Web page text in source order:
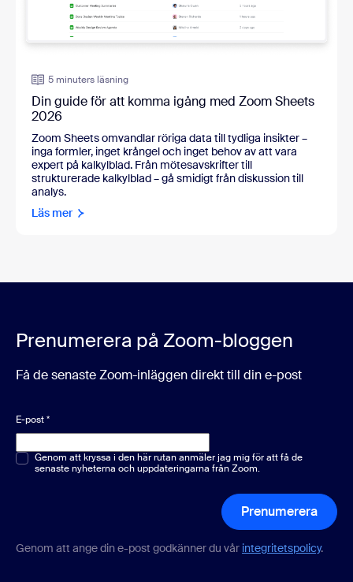
5 minuters läsning
Din guide för att komma igång med Zoom Sheets
2026
Zoom Sheets omvandlar röriga data till tydliga insikter –
inga formler, inget krångel och inget behov av att vara
expert på kalkylblad. Från mötesavskrifter till
strukturerade kalkylblad – gå smidigt från diskussion till
analys.
Läs mer
Prenumerera på Zoom-bloggen
Få de senaste Zoom-inläggen direkt till din e-post
E-post*
Ett eller flera val*
Genom att kryssa i den här rutan anmäler jag mig för att få de
senaste nyheterna och uppdateringarna från Zoom.
Prenumerera
Genom att ange din e-post godkänner du vår integritetspolicy.